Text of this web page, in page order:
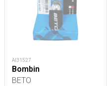
AI31527
Bombin
BETO